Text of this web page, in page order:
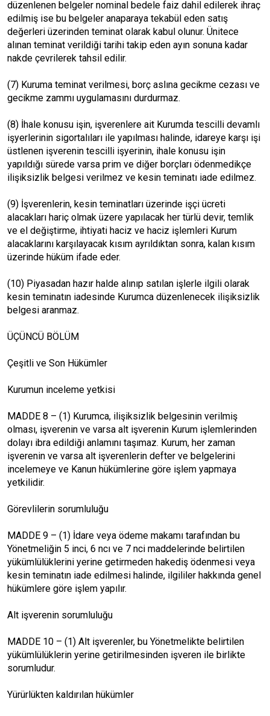
düzenlenen belgeler nominal bedele faiz dahil edilerek ihraç
edilmiş ise bu belgeler anaparaya tekabül eden satış
değerleri üzerinden teminat olarak kabul olunur. Ünitece
alınan teminat verildiği tarihi takip eden ayın sonuna kadar
nakde çevrilerek tahsil edilir.
(7) Kuruma teminat verilmesi, borç aslına gecikme cezası ve
gecikme zammı uygulamasını durdurmaz.
(8) İhale konusu işin, işverenlere ait Kurumda tescilli devamlı
işyerlerinin sigortalıları ile yapılması halinde, idareye karşı işi
üstlenen işverenin tescilli işyerinin, ihale konusu işin
yapıldığı sürede varsa prim ve diğer borçları ödenmedikçe
ilişiksizlik belgesi verilmez ve kesin teminatı iade edilmez.
(9) İşverenlerin, kesin teminatları üzerinde işçi ücreti
alacakları hariç olmak üzere yapılacak her türlü devir, temlik
ve el değiştirme, ihtiyati haciz ve haciz işlemleri Kurum
alacaklarını karşılayacak kısım ayrıldıktan sonra, kalan kısım
üzerinde hüküm ifade eder.
(10) Piyasadan hazır halde alınıp satılan işlerle ilgili olarak
kesin teminatın iadesinde Kurumca düzenlenecek ilişiksizlik
belgesi aranmaz.
ÜÇÜNCÜ BÖLÜM
Çeşitli ve Son Hükümler
Kurumun inceleme yetkisi
MADDE 8 – (1) Kurumca, ilişiksizlik belgesinin verilmiş
olması, işverenin ve varsa alt işverenin Kurum işlemlerinden
dolayı ibra edildiği anlamını taşımaz. Kurum, her zaman
işverenin ve varsa alt işverenlerin defter ve belgelerini
incelemeye ve Kanun hükümlerine göre işlem yapmaya
yetkilidir.
Görevlilerin sorumluluğu
MADDE 9 – (1) İdare veya ödeme makamı tarafından bu
Yönetmeliğin 5 inci, 6 ncı ve 7 nci maddelerinde belirtilen
yükümlülüklerini yerine getirmeden hakediş ödenmesi veya
kesin teminatın iade edilmesi halinde, ilgililer hakkında genel
hükümlere göre işlem yapılır.
Alt işverenin sorumluluğu
MADDE 10 – (1) Alt işverenler, bu Yönetmelikte belirtilen
yükümlülüklerin yerine getirilmesinden işveren ile birlikte
sorumludur.
Yürürlükten kaldırılan hükümler